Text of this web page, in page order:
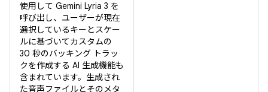
使用して Gemini Lyria 3 を
呼び出し、ユーザーが現在
選択しているキーとスケー
ルに基づいてカスタムの
30 秒のバッキング トラッ
クを作成する AI 生成機能も
含まれています。生成され
た音声ファイルとそのメタ